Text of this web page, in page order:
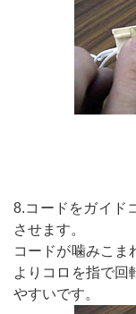
8.コードをガイド
させます。
コードが噛みこま
よりコロを指で回
やすいです。